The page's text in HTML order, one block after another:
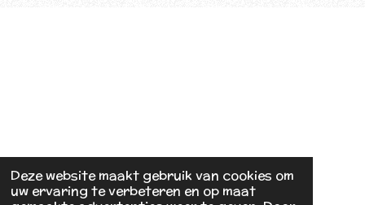
Deze website maakt gebruik van cookies om
uw ervaring te verbeteren en op maat